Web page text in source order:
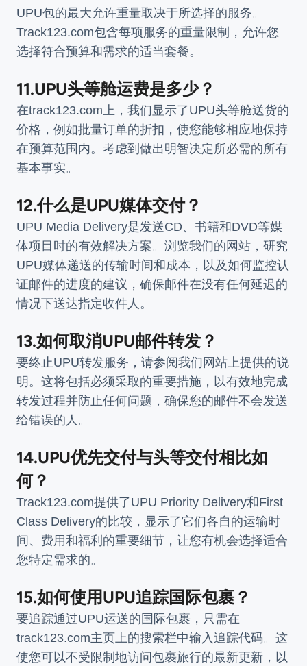
UPU包的最大允许重量取决于所选择的服务。
Track123.com包含每项服务的重量限制，允许您
选择符合预算和需求的适当套餐。
11.UPU头等舱运费是多少？
在track123.com上，我们显示了UPU头等舱送货的
价格，例如批量订单的折扣，使您能够相应地保持
在预算范围内。考虑到做出明智决定所必需的所有
基本事实。
12.什么是UPU媒体交付？
UPU Media Delivery是发送CD、书籍和DVD等媒
体项目时的有效解决方案。浏览我们的网站，研究
UPU媒体递送的传输时间和成本，以及如何监控认
证邮件的进度的建议，确保邮件在没有任何延迟的
情况下送达指定收件人。
13.如何取消UPU邮件转发？
要终止UPU转发服务，请参阅我们网站上提供的说
明。这将包括必须采取的重要措施，以有效地完成
转发过程并防止任何问题，确保您的邮件不会发送
给错误的人。
14.UPU优先交付与头等交付相比如
何？
Track123.com提供了UPU Priority Delivery和First
Class Delivery的比较，显示了它们各自的运输时
间、费用和福利的重要细节，让您有机会选择适合
您特定需求的。
15.如何使用UPU追踪国际包裹？
要追踪通过UPU运送的国际包裹，只需在
track123.com主页上的搜索栏中输入追踪代码。这
使您可以不受限制地访问包裹旅行的最新更新，以